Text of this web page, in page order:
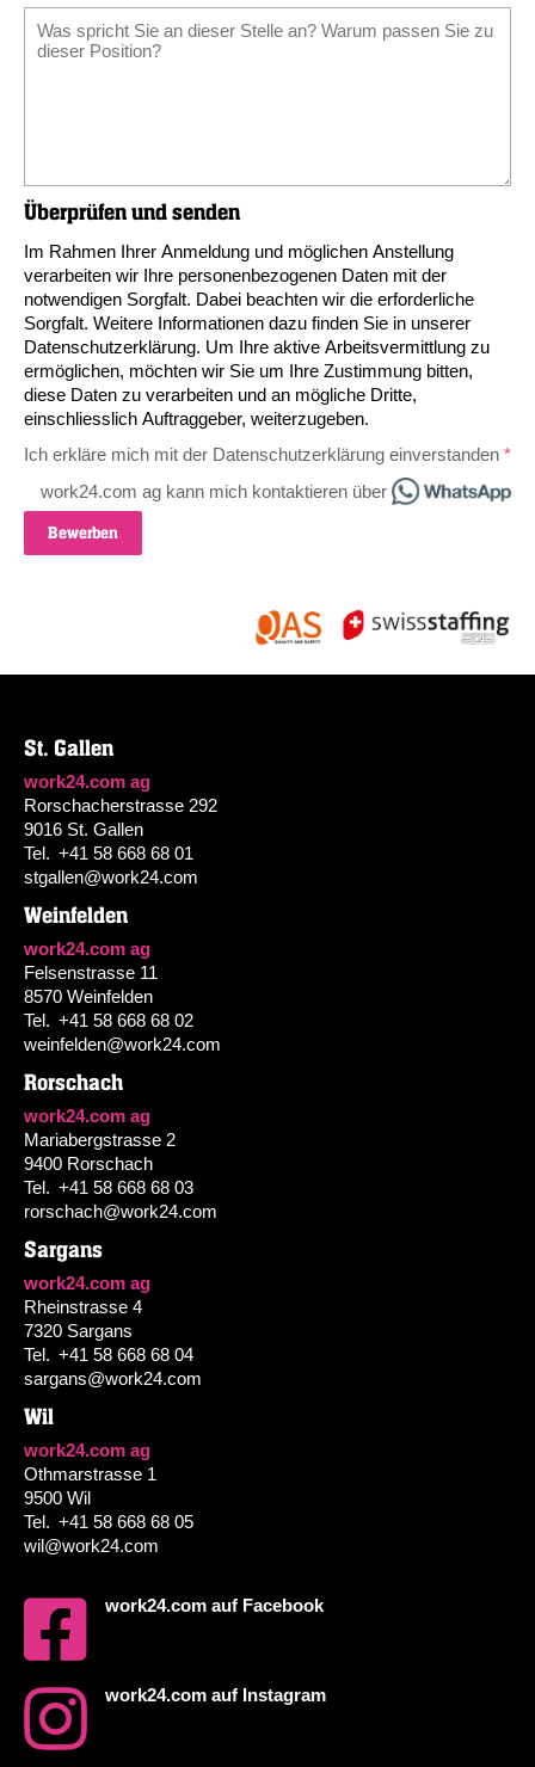
Überprüfen und senden
Im Rahmen Ihrer Anmeldung und möglichen Anstellung
verarbeiten wir Ihre personenbezogenen Daten mit der
notwendigen Sorgfalt. Dabei beachten wir die erforderliche
Sorgfalt. Weitere Informationen dazu finden Sie in unserer
Datenschutzerklärung. Um Ihre aktive Arbeitsvermittlung zu
ermöglichen, möchten wir Sie um Ihre Zustimmung bitten,
diese Daten zu verarbeiten und an mögliche Dritte,
einschliesslich Auftraggeber, weiterzugeben.
Ich erkläre mich mit der Datenschutzerklärung einverstanden
work24.com ag kann mich kontaktieren über
Bewerben
St. Gallen
work24.com ag
Rorschacherstrasse 292
9016 St. Gallen
Tel. +41 58 668 68 01
stgallen@work24.com
Weinfelden
work24.com ag
Felsenstrasse 11
8570 Weinfelden
Tel. +41 58 668 68 02
weinfelden@work24.com
Rorschach
work24.com ag
Mariabergstrasse 2
9400 Rorschach
Tel. +41 58 668 68 03
rorschach@work24.com
Sargans
work24.com ag
Rheinstrasse 4
7320 Sargans
Tel. +41 58 668 68 04
sargans@work24.com
Wil
work24.com ag
Othmarstrasse 1
9500 Wil
Tel. +41 58 668 68 05
wil@work24.com
work24.com auf Facebook
work24.com auf Instagram